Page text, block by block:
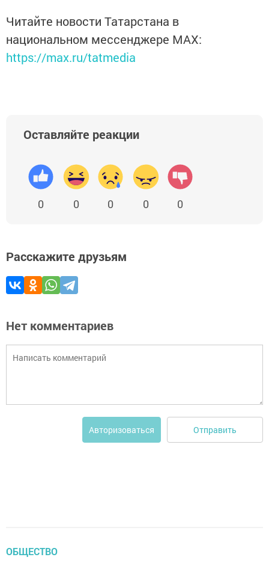
Читайте новости Татарстана в
национальном мессенджере MАХ:
https://max.ru/tatmedia
Оставляйте реакции
0 0 0 0 0
Расскажите друзьям
Нет комментариев
Авторизоваться Отправить
ОБЩЕСТВО